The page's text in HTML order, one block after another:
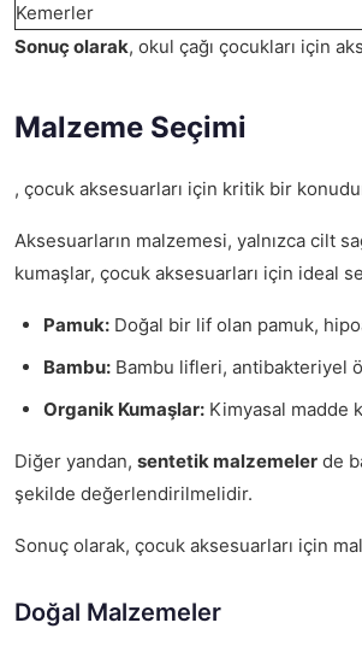
Kemerler
Sonuç olarak, okul çağı çocukları için
Malzeme Seçimi
, çocuk aksesuarları için kritik bir
Aksesuarların malzemesi, yalnızca cilt
kumaşlar, çocuk aksesuarları için ideal
Pamuk: Doğal bir lif olan pamuk,
Bambu: Bambu lifleri, antibakteriyel
Organik Kumaşlar: Kimyasal madde
Diğer yandan, sentetik malzemeler de
şekilde değerlendirilmelidir.
Sonuç olarak, çocuk aksesuarları için
Doğal Malzemeler